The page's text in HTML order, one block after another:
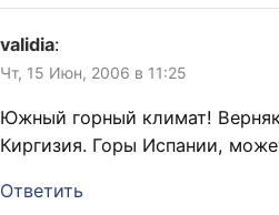
validia:
Чт, 15 Июн, 2006 в 11:25
Южный горный климат!
Киргизия. Горы Испании,
Ответить